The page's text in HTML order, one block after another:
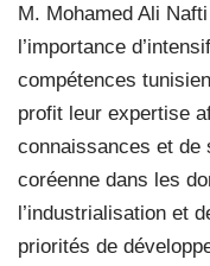
M. Mohamed Ali
l’importance
compétences
profit leur expertise
connaissances et de
coréenne dans les
l’industrialisation et
priorités de